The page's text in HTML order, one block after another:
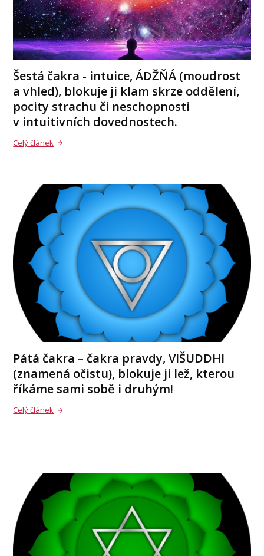
Šestá čakra - intuice, ÁDŽŇÁ (moudrost
a vhled), blokuje ji klam skrze oddělení,
pocity strachu či neschopnosti
v intuitivních dovednostech.
Celý článek
Pátá čakra – čakra pravdy, VIŠUDDHI
(znamená očistu), blokuje ji lež, kterou
říkáme sami sobě i druhým!
Celý článek